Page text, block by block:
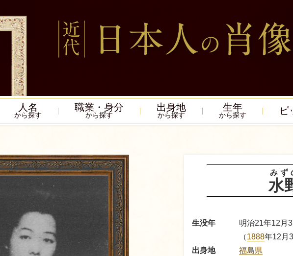
人名
から探す
職業・身分
から探す
出身地
から探す
生年
から探す ピ
水
みず
生没年
明治21年12月
（1888年12月
出身地
福島県